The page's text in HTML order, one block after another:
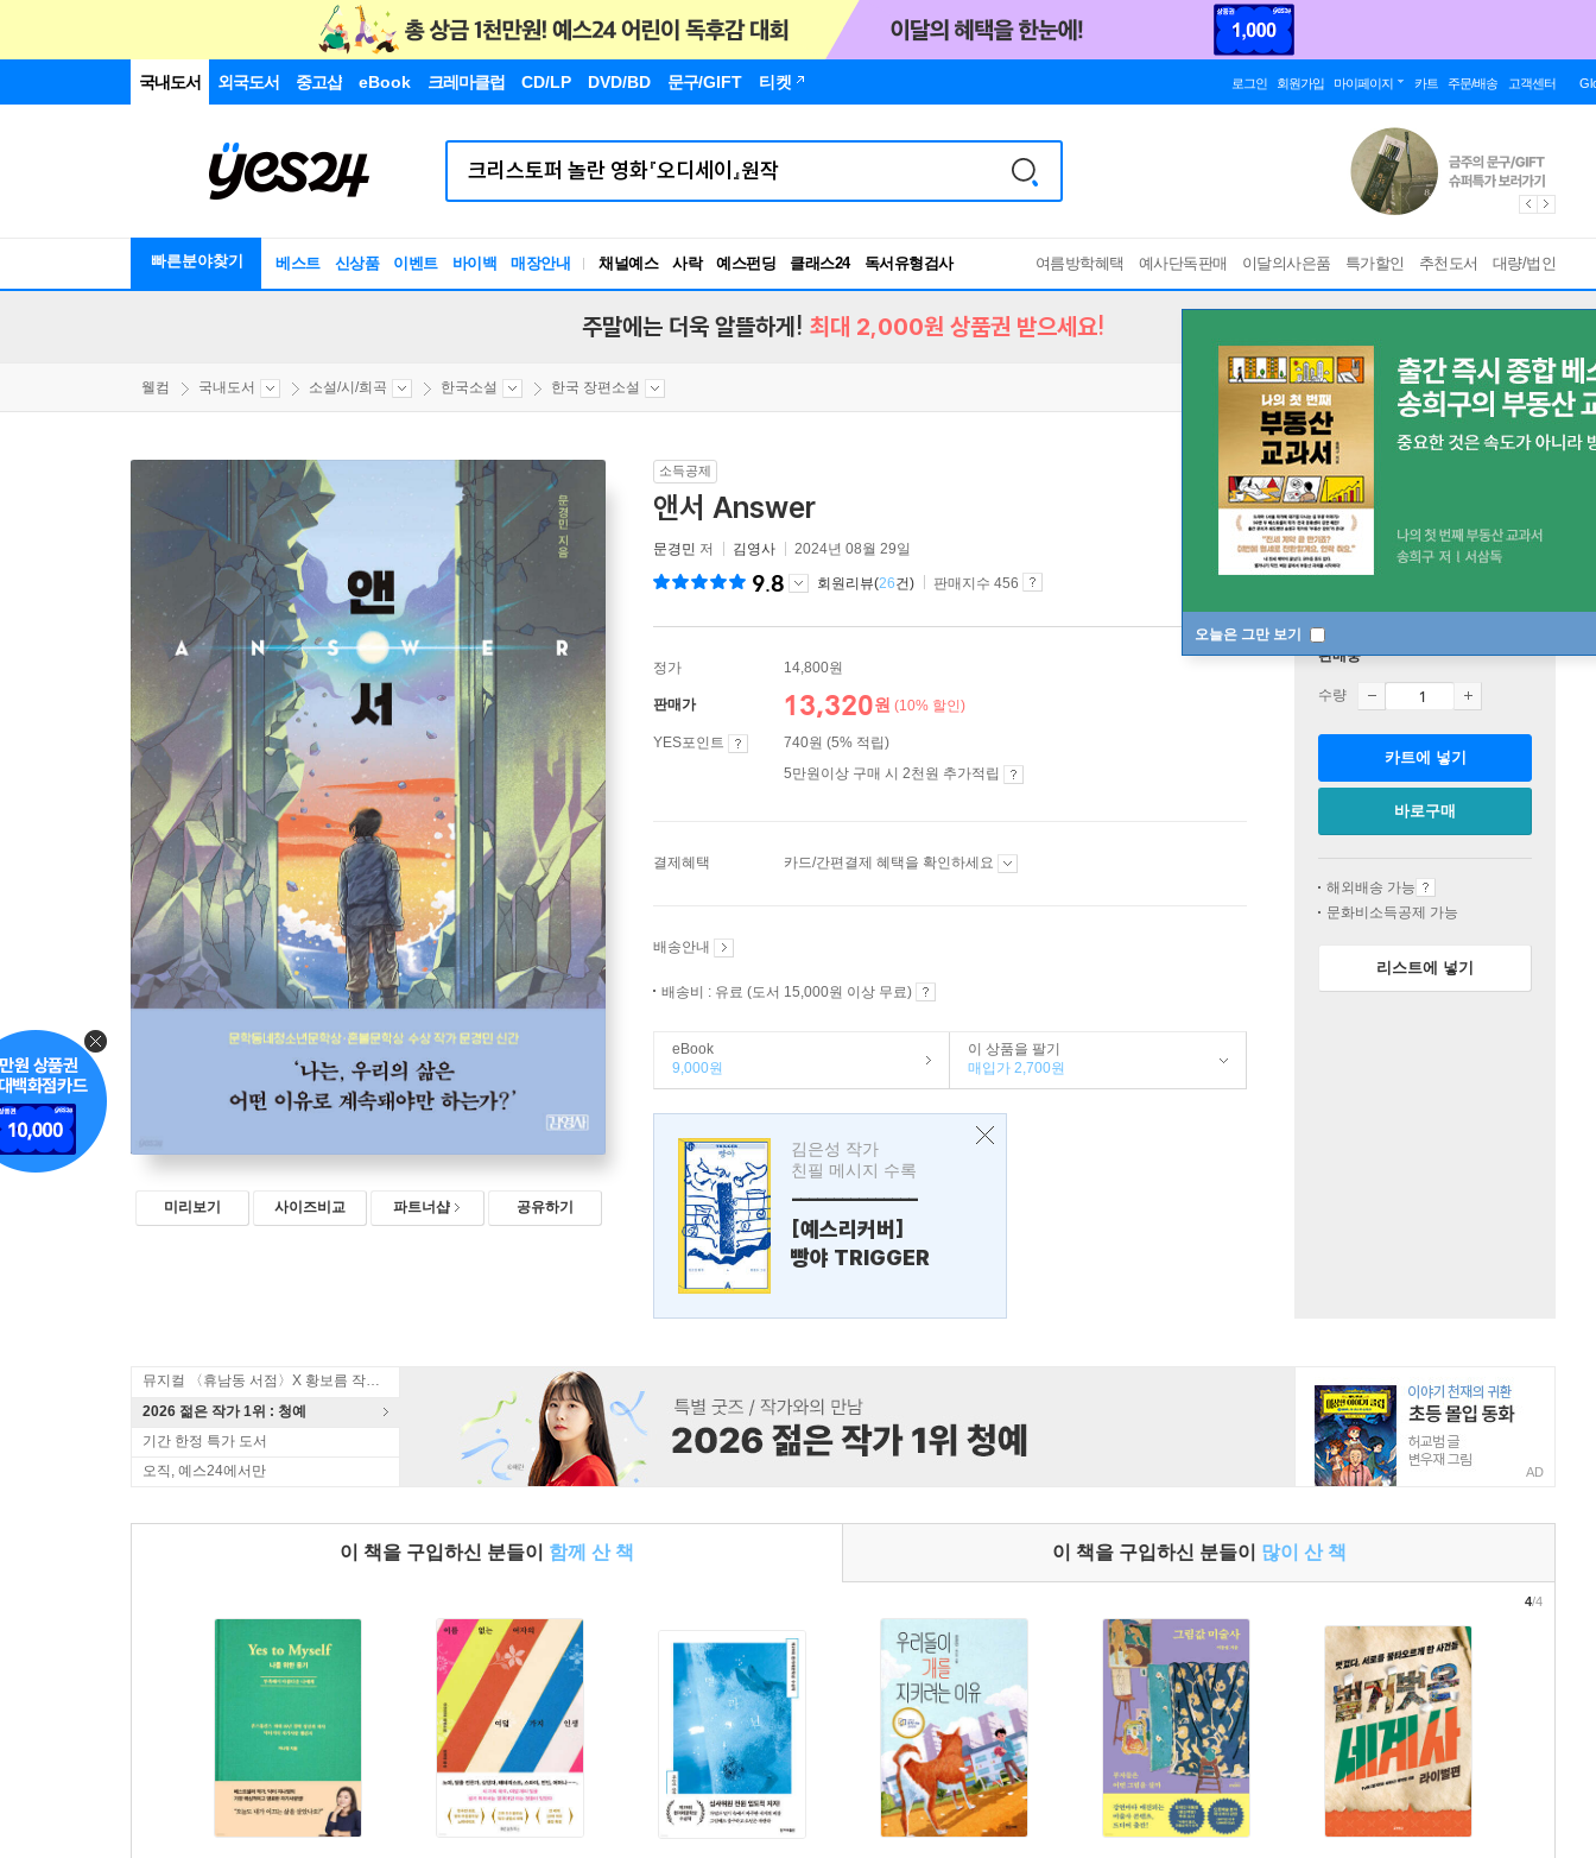
국내도서 외국도서 중고샵 eBook 크레마클럽 CD/LP DVD/BD 문구/GIFT 티켓 로그인 회원가입 마이페이지 카트 주문/배송 고객센터
빠른분야찾기 베스트 신상품 이벤트 바이백 매장안내 채널예스 사락 예스펀딩 클래스24
RBTI Lab
독서유형검사
여름방학혜택 예사단독판매 이달의사은품 특가할인 추천도서 대량/법인
오늘은 그만 보기
주말에는 더욱 알뜰하게! 최대 2,000원 상품권 받으세요!
웰컴 국내도서 소설/시/희곡 한국소설 한국 장편소설
미리보기 사이즈비교 파트너샵 공유하기
소득공제
앤서 Answer
문경민 저 김영사 2024년 08월 29일
9.8 회원리뷰(26건) 판매지수 456
정가 14,800원
판매가 13,320원 (10% 할인)
YES포인트
740원 (5% 적립)
5만원이상 구매 시 2천원 추가적립
결제혜택 카드/간편결제 혜택을 확인하세요
배송안내
배송비 : 유료 (도서 15,000원 이상 무료)
eBook
9,000원
이 상품을 팔기
매입가 2,700원
김은성 작가
친필 메시지 수록
---------------
[예스리커버]
빵야 TRIGGER
판매중
수량
카트에 넣기
바로구매
해외배송 가능
문화비소득공제 가능
리스트에 넣기
뮤지컬 〈휴남동 서점〉X 황보름 작가 북토크
2026 젊은 작가 1위 : 청예
기간 한정 특가 도서
오직, 예스24에서만
AD
이 책을 구입하신 분들이 함께 산 책 이 책을 구입하신 분들이 많이 산 책
4/4